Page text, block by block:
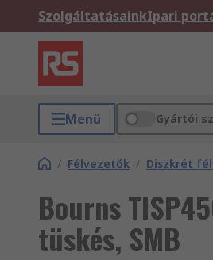
SzolgáltatásainkIpari
Menü Gyártói
/ Félvezetők / Diszkrét
Bourns
tüskés, SMB